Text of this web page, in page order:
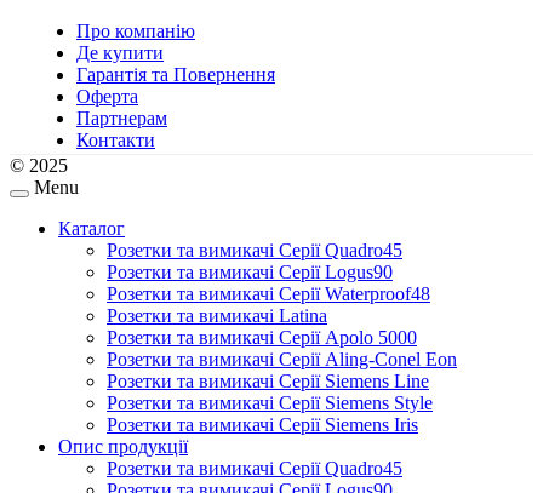
Про компанію
Де купити
Гарантія та Повернення
Оферта
Партнерам
Контакти
© 2025
Menu
Каталог
Розетки та вимикачі Серії Quadro45
Розетки та вимикачі Серії Logus90
Розетки та вимикачі Серії Waterproof48
Розетки та вимикачі Latina
Розетки та вимикачі Серії Apolo 5000
Розетки та вимикачі Серії Aling-Conel Eon
Розетки та вимикачі Серії Siemens Line
Розетки та вимикачі Серії Siemens Style
Розетки та вимикачі Серії Siemens Iris
Опис продукції
Розетки та вимикачі Серії Quadro45